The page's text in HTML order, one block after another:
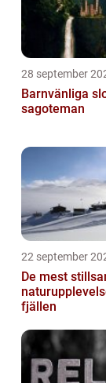
28 september
Barnvänliga
sagoteman
22 september
De mest
fjällen